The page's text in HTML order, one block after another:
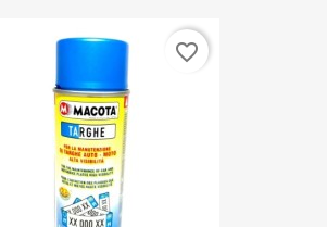
favorite_border